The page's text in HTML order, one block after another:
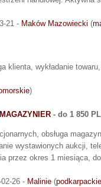
21 - Maków Mazowiecki (
klienta, wykładanie
)
- do 1 850
obsługa
wystawionych aukcji,
przez okres 1 miesiąca,
26 - Malinie (podkarpackie